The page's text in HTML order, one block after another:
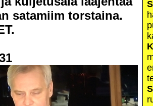
satamiim torstaina.